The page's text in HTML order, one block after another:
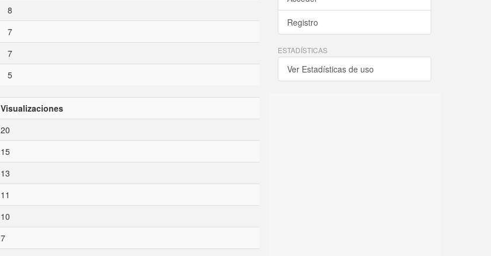
8
7
7
5
Visualizaciones
20
15
13
11
10
7
Registro
ESTADÍSTICAS
Ver Estadísticas de uso